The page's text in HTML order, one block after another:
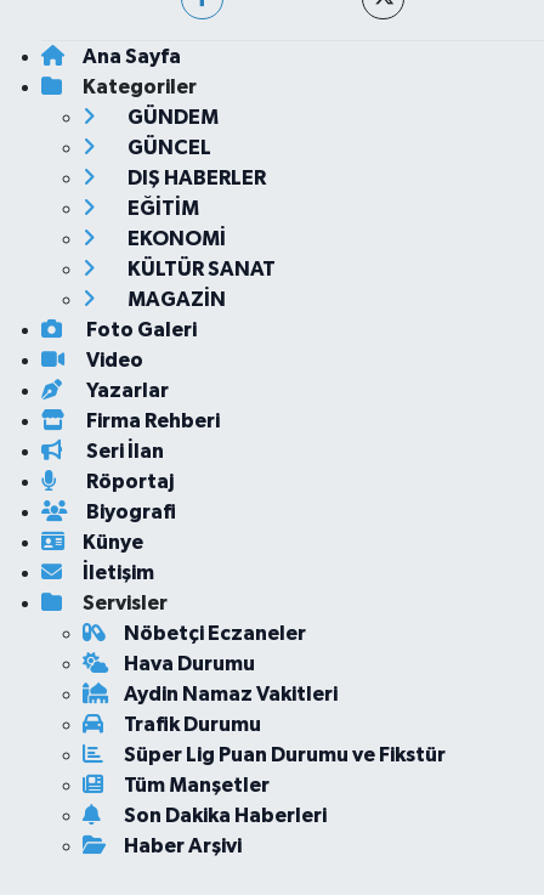
Ana Sayfa
Kategoriler
GÜNDEM
GÜNCEL
DIŞ HABERLER
EĞİTİM
EKONOMİ
KÜLTÜR SANAT
MAGAZİN
Foto Galeri
Video
Yazarlar
Firma Rehberi
Seri İlan
Röportaj
Biyografi
Künye
İletişim
Servisler
Nöbetçi Eczaneler
Hava Durumu
Aydin Namaz Vakitleri
Trafik Durumu
Süper Lig Puan Durumu ve Fikstür
Tüm Manşetler
Son Dakika Haberleri
Haber Arşivi